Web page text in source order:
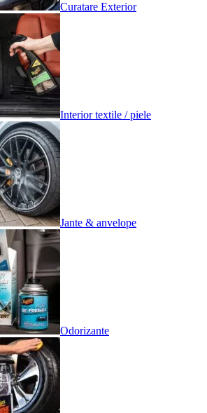
Curatare Exterior
Interior textile / piele
Jante & anvelope
Odorizante